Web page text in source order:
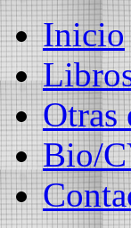
Inicio
Otras
Bio/